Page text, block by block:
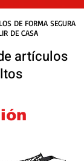
DE FORMA SEGURA
DE CASA
artículos